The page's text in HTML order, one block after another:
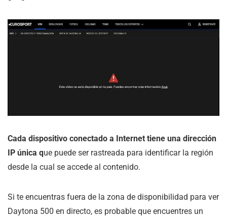
Cada dispositivo conectado a Internet tiene una dirección
IP única que puede ser rastreada para identificar la región
desde la cual se accede al contenido.
Si te encuentras fuera de la zona de disponibilidad para ver
Daytona 500 en directo, es probable que encuentres un